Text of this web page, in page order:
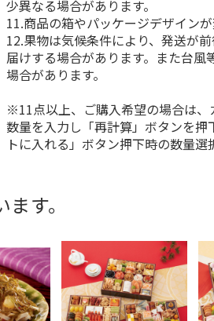
少異なる場合があります。
11.商品の箱やパッケージデザイン
12.果物は気候条件により、発送が
届けする場合があります。また台
場合があります。
※11点以上、ご購入希望の場合は
数量を入力し「再計算」ボタンを
トに入れる」ボタン押下時の数量選
す。